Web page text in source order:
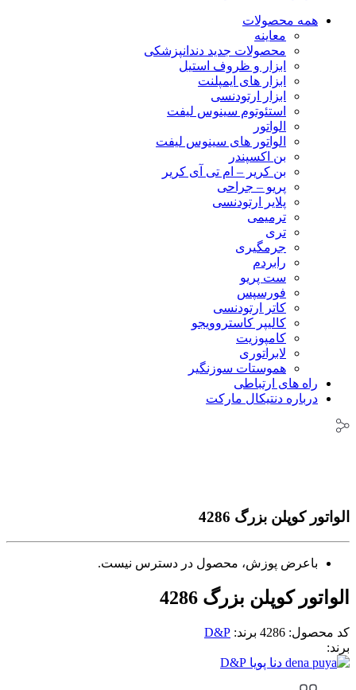
همه محصولات
معاینه
محصولات جدید دندانپزشکی
ابزار و ظروف استیل
ابزار های ایمپلنت
ابزار ارتودنسی
استئوتوم سینوس لیفت
الواتور
الواتور های سینوس لیفت
بن اکسپندر
بن کریر – ام تی آی کریر
پریو – جراحی
پلایر ارتودنسی
ترمیمی
تری
جرمگیری
رابردم
ست پریو
فورسپس
کاتر ارتودنسی
کالیپر کاستروویجو
کامپوزیت
لابراتوری
هموستات سوزنگیر
راه های ارتباطی
درباره دنتیکال مارکت
الواتور کوپلن بزرگ 4286
باعرض پوزش، محصول در دسترس نیست.
الواتور کوپلن بزرگ 4286
کد محصول: 4286 برند: D&P
برند:
D&P